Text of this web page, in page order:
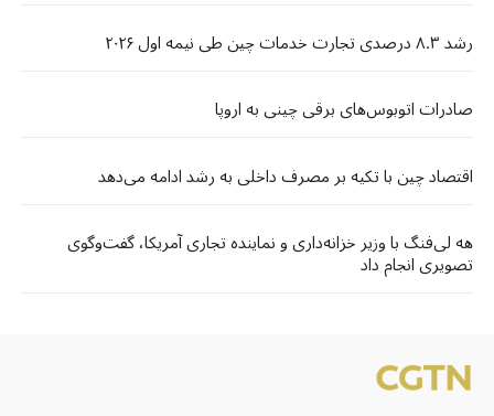
رشد ۸.۳ درصدی تجارت خدمات چین طی نیمه اول ۲۰۲۶
صادرات اتوبوس‌های برقی چینی به اروپا
اقتصاد چین با تکیه بر مصرف داخلی به رشد ادامه می‌دهد
هه لی‌فنگ با وزیر خزانه‌داری و نماینده تجاری آمریکا، گفت‌وگوی
تصویری انجام داد